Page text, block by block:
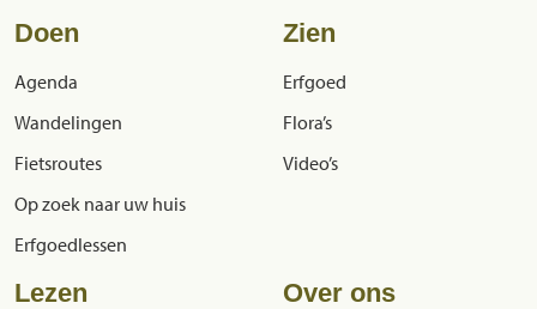
Doen
Agenda
Wandelingen
Fietsroutes
Op zoek naar uw huis
Erfgoedlessen
Zien
Erfgoed
Flora’s
Video’s
Lezen Over ons